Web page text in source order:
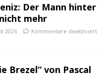
Der Mann hinter
mehr
2026 Kommentare deaktiviert
Brezel“ von Pascal